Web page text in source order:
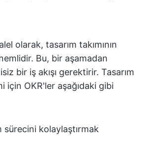
olarak, tasarım takımının
Bu, bir aşamadan
bir iş akışı gerektirir. Tasarım
için OKR'ler aşağıdaki gibi
sürecini kolaylaştırmak